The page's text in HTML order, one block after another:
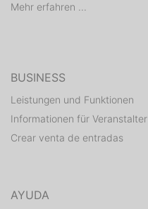
Mehr erfahren ...
BUSINESS
Leistungen und Funktionen
Informationen für Veranstalter
Crear venta de entradas
AYUDA